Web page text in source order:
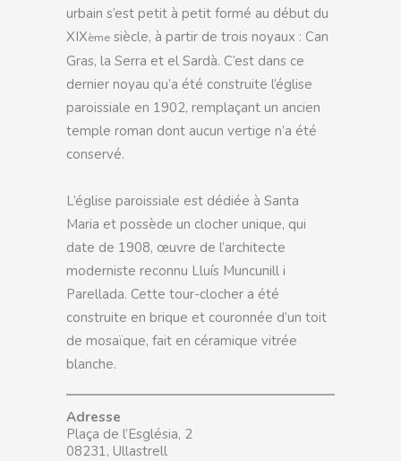
urbain s’est petit à petit formé au début du
XIXème siècle, à partir de trois noyaux : Can
Gras, la Serra et el Sardà. C’est dans ce
dernier noyau qu’a été construite l’église
paroissiale en 1902, remplaçant un ancien
temple roman dont aucun vertige n’a été
conservé.
L’église paroissiale est dédiée à Santa
Maria et possède un clocher unique, qui
date de 1908, œuvre de l’architecte
moderniste reconnu Lluís Muncunill i
Parellada. Cette tour-clocher a été
construite en brique et couronnée d’un toit
de mosaïque, fait en céramique vitrée
blanche.
Adresse
Plaça de l’Església, 2
08231, Ullastrell